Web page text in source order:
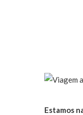
Estamos